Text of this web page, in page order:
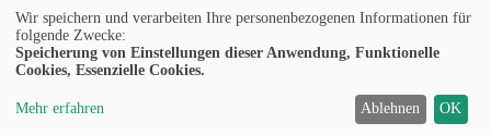
Anmelden
Noch kein Konto?
Wir speichern und verarbeiten Ihre personenbezogenen Informationen für
folgende Zwecke:
Speicherung von Einstellungen dieser Anwendung, Funktionelle
Cookies, Essenzielle Cookies.
Mehr erfahren Ablehnen OK